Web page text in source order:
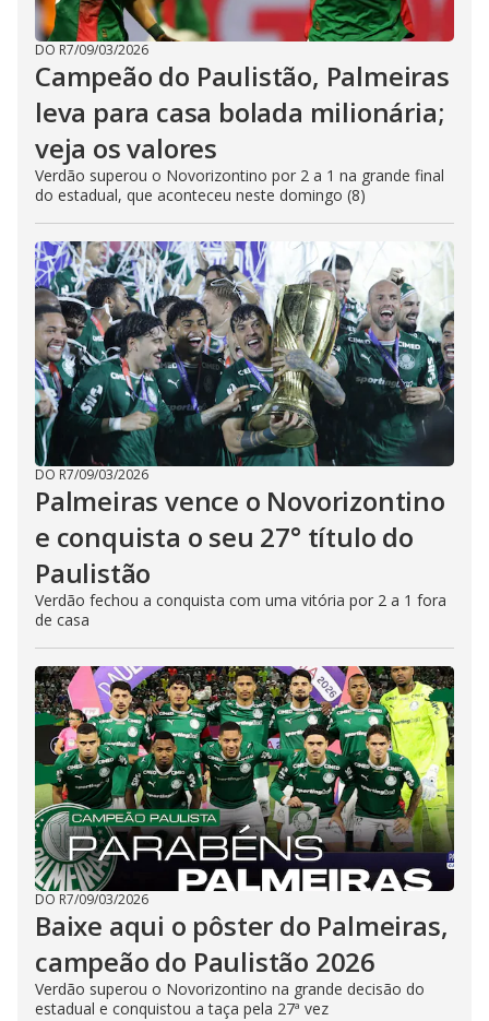
DO R7/09/03/2026
Campeão do Paulistão, Palmeiras
leva para casa bolada milionária;
veja os valores
Verdão superou o Novorizontino por 2 a 1 na grande final
do estadual, que aconteceu neste domingo (8)
DO R7/09/03/2026
Palmeiras vence o Novorizontino
e conquista o seu 27° título do
Paulistão
Verdão fechou a conquista com uma vitória por 2 a 1 fora
de casa
DO R7/09/03/2026
Baixe aqui o pôster do Palmeiras,
campeão do Paulistão 2026
Verdão superou o Novorizontino na grande decisão do
estadual e conquistou a taça pela 27ª vez